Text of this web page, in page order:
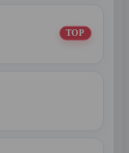
TOP